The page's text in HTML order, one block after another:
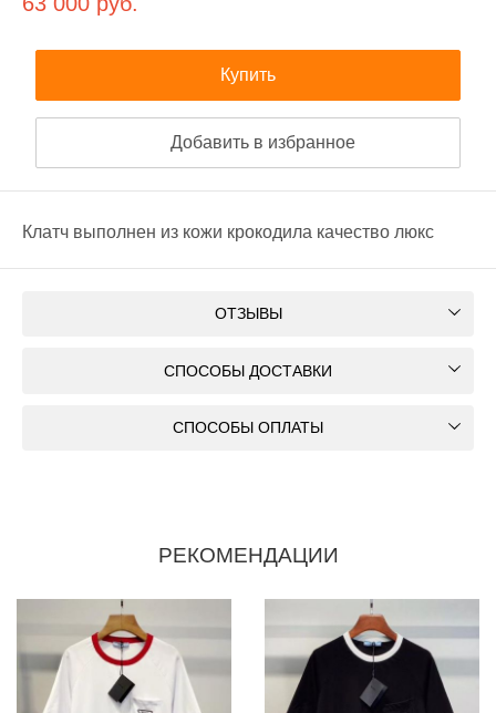
Купить
Добавить в избранное
Клатч выполнен из кожи крокодила качество люкс
ОТЗЫВЫ
СПОСОБЫ ДОСТАВКИ
СПОСОБЫ ОПЛАТЫ
РЕКОМЕНДАЦИИ